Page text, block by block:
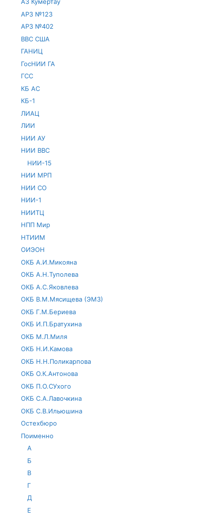
АЗ Кумертау
АРЗ №123
АРЗ №402
ВВС США
ГАНИЦ
ГосНИИ ГА
ГСС
КБ АС
КБ-1
ЛИАЦ
ЛИИ
НИИ АУ
НИИ ВВС
НИИ-15
НИИ МРП
НИИ СО
НИИ-1
НИИТЦ
НПП Мир
НТИИМ
ОИЭОН
ОКБ А.И.Микояна
ОКБ А.Н.Туполева
ОКБ А.С.Яковлева
ОКБ В.М.Мясищева (ЭМЗ)
ОКБ Г.М.Бериева
ОКБ И.П.Братухина
ОКБ М.Л.Миля
ОКБ Н.И.Камова
ОКБ Н.Н.Поликарпова
ОКБ О.К.Антонова
ОКБ П.О.СУхого
ОКБ С.А.Лавочкина
ОКБ С.В.Ильюшина
Остехбюро
Поименно
А
Б
В
Г
Д
Е